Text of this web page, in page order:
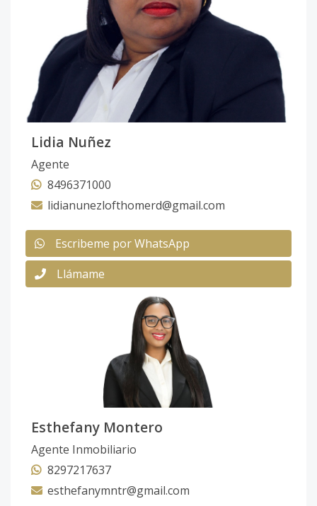
Lidia Nuñez
Agente
8496371000
lidianunezlofthomerd@gmail.com
Escribeme por WhatsApp
Llámame
Esthefany Montero
Agente Inmobiliario
8297217637
esthefanymntr@gmail.com